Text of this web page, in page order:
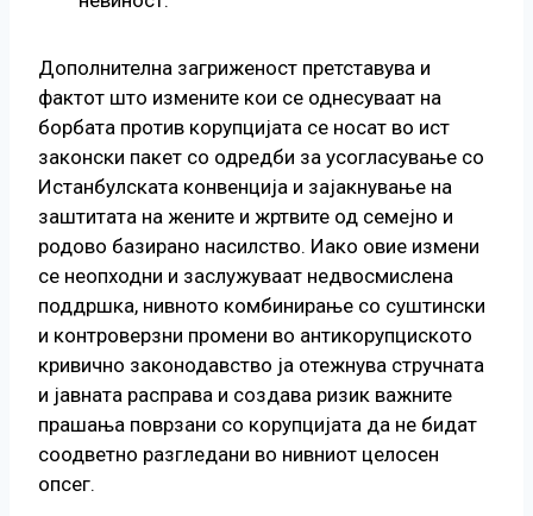
Дополнителна загриженост претставува и
фактот што измените кои се однесуваат на
борбата против корупцијата се носат во ист
законски пакет со одредби за усогласување со
Истанбулската конвенција и зајакнување на
заштитата на жените и жртвите од семејно и
родово базирано насилство. Иако овие измени
се неопходни и заслужуваат недвосмислена
поддршка, нивното комбинирање со суштински
и контроверзни промени во антикорупциското
кривично законодавство ја отежнува стручната
и јавната расправа и создава ризик важните
прашања поврзани со корупцијата да не бидат
соодветно разгледани во нивниот целосен
опсег.